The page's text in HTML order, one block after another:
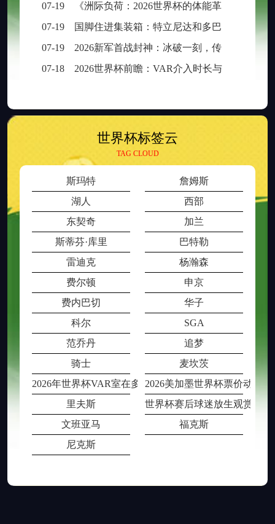
07-19
《洲际负荷：2026世界杯的体能革命与竞技边界重构》
07-19
国脚住进集装箱：特立尼达和多巴哥世界杯备战营地引争议
07-19
2026新军首战封神：冰破一刻，传奇已生
07-18
2026世界杯前瞻：VAR介入时长与判罚时效性的权衡之道
世界杯标签云
TAG CLOUD
斯玛特
詹姆斯
湖人
西部
东契奇
加兰
斯蒂芬·库里
巴特勒
雷迪克
杨瀚森
费尔顿
申京
费内巴切
华子
科尔
SGA
范乔丹
追梦
骑士
麦坎茨
2026年世界杯VAR室在多场比赛同时段2026美加墨世界杯票价动态
里夫斯
世界杯赛后球迷放生观赏鱼被
文班亚马
福克斯
尼克斯